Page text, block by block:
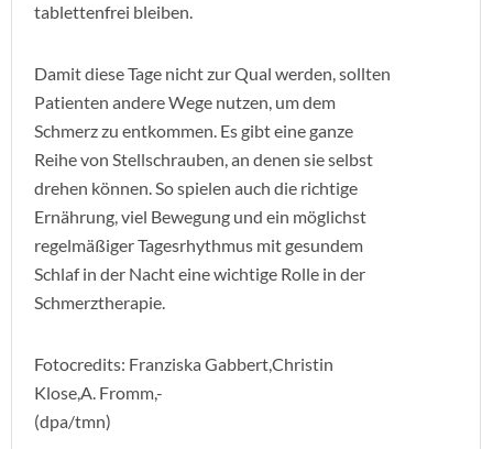
tablettenfrei bleiben.
Damit diese Tage nicht zur Qual werden, sollten
Patienten andere Wege nutzen, um dem
Schmerz zu entkommen. Es gibt eine ganze
Reihe von Stellschrauben, an denen sie selbst
drehen können. So spielen auch die richtige
Ernährung, viel Bewegung und ein möglichst
regelmäßiger Tagesrhythmus mit gesundem
Schlaf in der Nacht eine wichtige Rolle in der
Schmerztherapie.
Fotocredits: Franziska Gabbert,Christin
Klose,A. Fromm,-
(dpa/tmn)